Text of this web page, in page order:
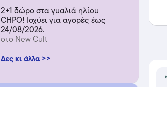
2+1 δώρο στα γυαλιά ηλίου
CHPO! Ισχύει για αγορές έως
24/08/2026.
στο New Cult
Δες κι άλλα >>